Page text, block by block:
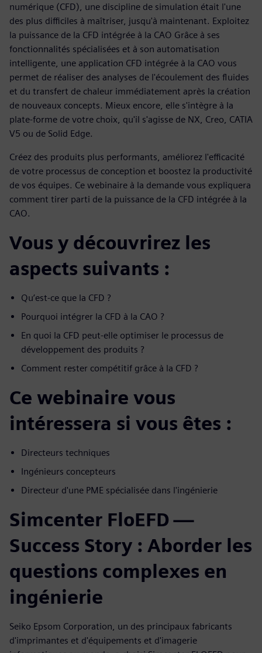
numérique (CFD), une discipline de simulation était l'une
des plus difficiles à maîtriser, jusqu'à maintenant. Exploitez
la puissance de la CFD intégrée à la CAO Grâce à ses
fonctionnalités spécialisées et à son automatisation
intelligente, une application CFD intégrée à la CAO vous
permet de réaliser des analyses de l'écoulement des fluides
et du transfert de chaleur immédiatement après la création
de nouveaux concepts. Mieux encore, elle s'intègre à la
plate-forme de votre choix, qu'il s'agisse de NX, Creo, CATIA
V5 ou de Solid Edge.
Créez des produits plus performants, améliorez l'efficacité
de votre processus de conception et boostez la productivité
de vos équipes. Ce webinaire à la demande vous expliquera
comment tirer parti de la puissance de la CFD intégrée à la
CAO.
Vous y découvrirez les
aspects suivants :
Qu’est-ce que la CFD ?
Pourquoi intégrer la CFD à la CAO ?
En quoi la CFD peut-elle optimiser le processus de
développement des produits ?
Comment rester compétitif grâce à la CFD ?
Ce webinaire vous
intéressera si vous êtes :
Directeurs techniques
Ingénieurs concepteurs
Directeur d'une PME spécialisée dans l'ingénierie
Simcenter FloEFD —
Success Story : Aborder les
questions complexes en
ingénierie
Seiko Epsom Corporation, un des principaux fabricants
d'imprimantes et d'équipements et d'imagerie